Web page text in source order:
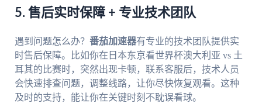
5. 售后实时保障 + 专业技术团队
遇到问题怎么办？ 番茄加速器有专业的技术团队提供实
时售后保障。比如你在日本东京看世界杯澳大利亚 vs 土
耳其的比赛时，突然出现卡顿，联系客服后，技术人员
会快速排查问题，调整线路，让你尽快恢复观看。这种
及时的支持，能让你在关键时刻不耽误看球。